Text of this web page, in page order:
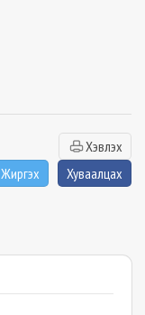
Хэвлэх
Жиргэх
Хуваалцах